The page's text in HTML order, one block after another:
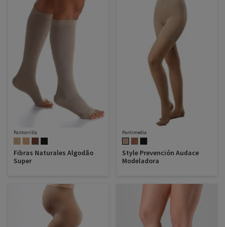
Pantorrilla
Fibras Naturales Algodão
Super
Pantimedia
Style Prevención Audace
Modeladora